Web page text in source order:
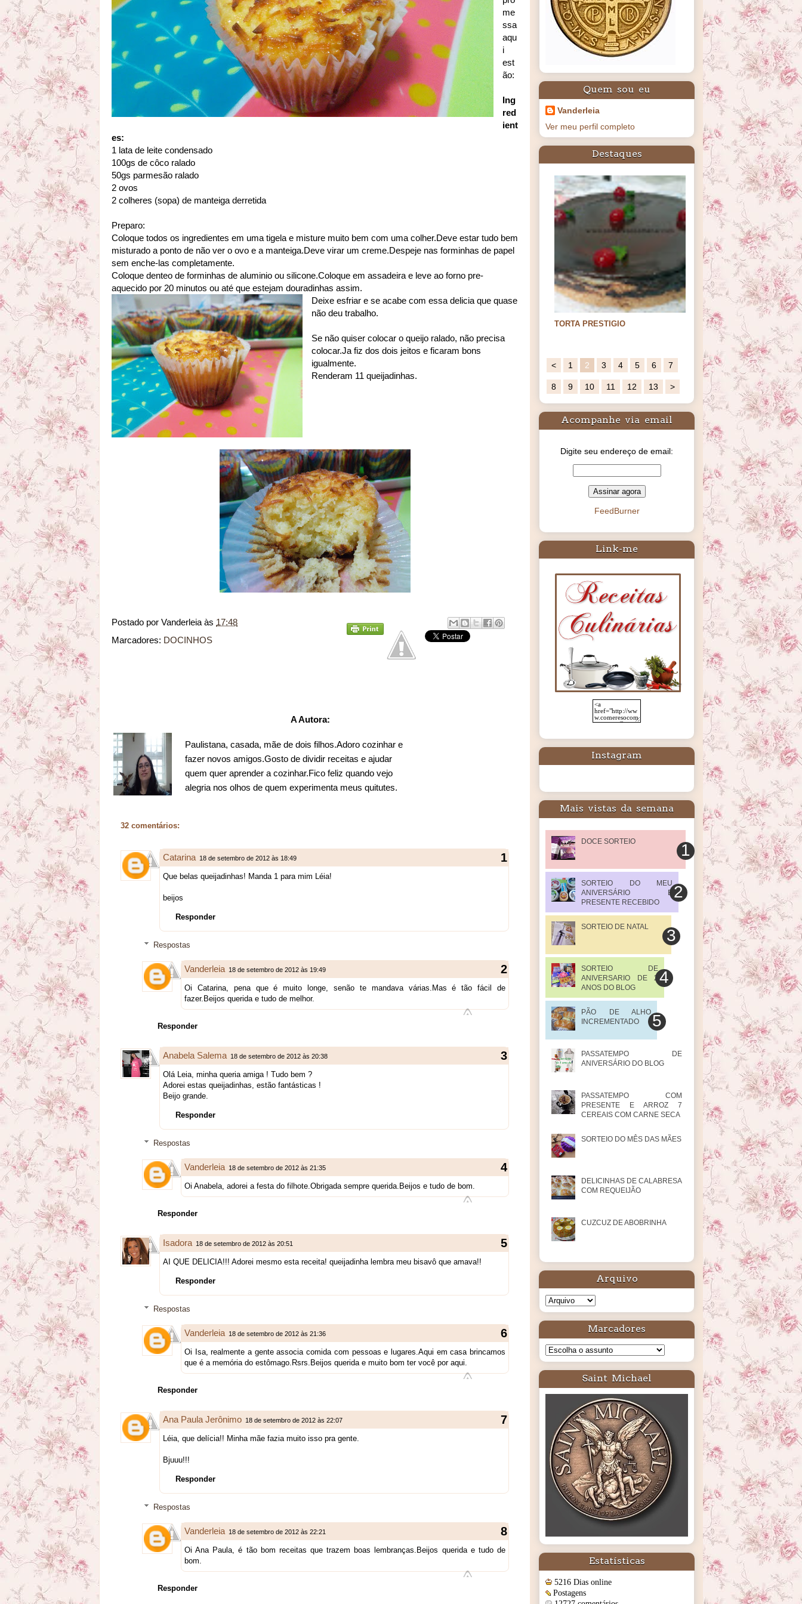
me
ssa
aqu
i
est
ão:
Ing
red
ient
es:
1 lata de leite condensado
100gs de côco ralado
50gs parmesão ralado
2 ovos
2 colheres (sopa) de manteiga derretida
Preparo:
Coloque todos os ingredientes em uma tigela e misture muito bem com uma colher.Deve estar tudo bem
misturado a ponto de não ver o ovo e a manteiga.Deve virar um creme.Despeje nas forminhas de papel
sem enche-las completamente.
Coloque denteo de forminhas de aluminio ou silicone.Coloque em assadeira e leve ao forno pre-
aquecido por 20 minutos ou até que estejam douradinhas assim.
Deixe esfriar e se acabe com essa delicia que quase
não deu trabalho.
Se não quiser colocar o queijo ralado, não precisa
colocar.Ja fiz dos dois jeitos e ficaram bons
igualmente.
Renderam 11 queijadinhas.
Postado por Vanderleia às 17:48
Marcadores: DOCINHOS
A Autora:
Paulistana, casada, mãe de dois filhos.Adoro cozinhar e
fazer novos amigos.Gosto de dividir receitas e ajudar
quem quer aprender a cozinhar.Fico feliz quando vejo
alegria nos olhos de quem experimenta meus quitutes.
32 comentários:
Catarina 18 de setembro de 2012 às 18:49
Que belas queijadinhas! Manda 1 para mim Léia!
beijos
Responder
Respostas
Vanderleia 18 de setembro de 2012 às 19:49
Oi Catarina, pena que é muito longe, senão te mandava várias.Mas é tão fácil de
fazer.Beijos querida e tudo de melhor.
Responder
Anabela Salema 18 de setembro de 2012 às 20:38
Olá Leia, minha queria amiga ! Tudo bem ?
Adorei estas queijadinhas, estão fantásticas !
Beijo grande.
Responder
Respostas
Vanderleia 18 de setembro de 2012 às 21:35
Oi Anabela, adorei a festa do filhote.Obrigada sempre querida.Beijos e tudo de bom.
Responder
Isadora 18 de setembro de 2012 às 20:51
AI QUE DELICIA!!! Adorei mesmo esta receita! queijadinha lembra meu bisavô que amava!!
Responder
Respostas
Vanderleia 18 de setembro de 2012 às 21:36
Oi Isa, realmente a gente associa comida com pessoas e lugares.Aqui em casa brincamos
que é a memória do estômago.Rsrs.Beijos querida e muito bom ter você por aqui.
Responder
Ana Paula Jerônimo 18 de setembro de 2012 às 22:07
Léia, que delícia!! Minha mãe fazia muito isso pra gente.
Bjuuu!!!
Responder
Respostas
Vanderleia 18 de setembro de 2012 às 22:21
Oi Ana Paula, é tão bom receitas que trazem boas lembranças.Beijos querida e tudo de
bom.
Responder
Quem sou eu
Vanderleia
Ver meu perfil completo
Destaques
TORTA PRESTIGIO
< 1 2 3 4 5 6 7
8 9 10 11 12 13 >
Acompanhe via email
Digite seu endereço de email:
FeedBurner
Link-me
Instagram
Mais vistas da semana
DOCE SORTEIO
SORTEIO DO MEU
ANIVERSÁRIO E
PRESENTE RECEBIDO
SORTEIO DE NATAL
SORTEIO DE
ANIVERSARIO DE 2
ANOS DO BLOG
PÃO DE ALHO
INCREMENTADO
PASSATEMPO DE
ANIVERSÁRIO DO BLOG
PASSATEMPO COM
PRESENTE E ARROZ 7
CEREAIS COM CARNE SECA
SORTEIO DO MÊS DAS MÃES
DELICINHAS DE CALABRESA
COM REQUEIJÃO
CUZCUZ DE ABOBRINHA
Arquivo
Marcadores
Saint Michael
Estatísticas
5216 Dias online
Postagens